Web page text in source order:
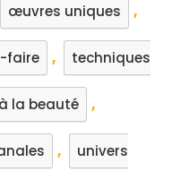
œuvres uniques ,
faire , techniques
la beauté ,
, univers